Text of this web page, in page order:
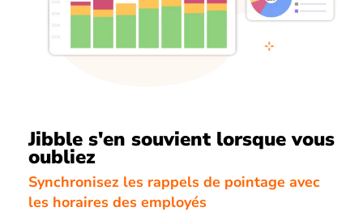
Jibble s'en souvient lorsque vous
oubliez
Synchronisez les rappels de pointage avec
les horaires des employés